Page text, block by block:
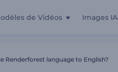
de Vidéos Images IA
Renderforest language to English?